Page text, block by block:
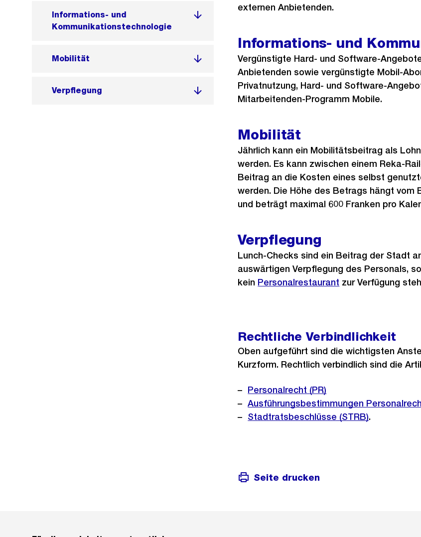
Informations- und
Kommunikationstechnologie
Mobilität
Verpflegung
externen Anbietenden.
Informations- und
Vergünstigte Hard- und Software-
Anbietenden sowie vergünstigte Mobil-
Privatnutzung, Hard- und Software-
Mitarbeitenden-Programm Mobile.
Mobilität
Jährlich kann ein Mobilitätsbeitrag als
werden. Es kann zwischen einem Reka-
Beitrag an die Kosten eines selbst
werden. Die Höhe des Betrags hängt vom
und beträgt maximal 600 Franken pro
Verpflegung
Lunch-Checks sind ein Beitrag der Stadt
auswärtigen Verpflegung des Personals,
kein Personalrestaurant zur Verfügung
Rechtliche Verbindlichkeit
Oben aufgeführt sind die wichtigsten
Kurzform. Rechtlich verbindlich sind die
Personalrecht (PR)
Ausführungsbestimmungen
Stadtratsbeschlüsse (STRB).
Seite drucken